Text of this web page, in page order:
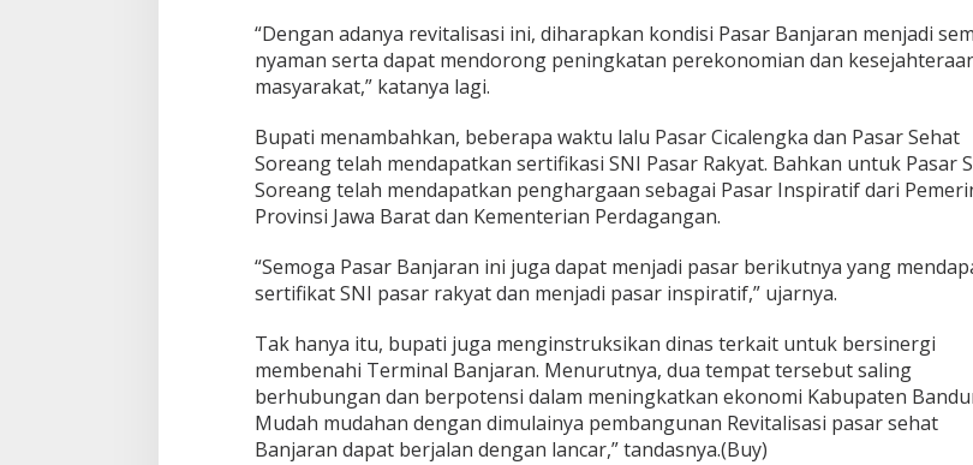
“Dengan adanya revitalisasi ini, diharapkan kondisi Pasar Banjaran menjadi
nyaman serta dapat mendorong peningkatan perekonomian dan
masyarakat,” katanya lagi.
Bupati menambahkan, beberapa waktu lalu Pasar Cicalengka dan Pasar Sehat
Soreang telah mendapatkan sertifikasi SNI Pasar Rakyat. Bahkan untuk Pasar
Soreang telah mendapatkan penghargaan sebagai Pasar Inspiratif dari
Provinsi Jawa Barat dan Kementerian Perdagangan.
“Semoga Pasar Banjaran ini juga dapat menjadi pasar berikutnya yang
sertifikat SNI pasar rakyat dan menjadi pasar inspiratif,” ujarnya.
Tak hanya itu, bupati juga menginstruksikan dinas terkait untuk bersinergi
membenahi Terminal Banjaran. Menurutnya, dua tempat tersebut saling
berhubungan dan berpotensi dalam meningkatkan ekonomi Kabupaten
Mudah mudahan dengan dimulainya pembangunan Revitalisasi pasar sehat
Banjaran dapat berjalan dengan lancar,” tandasnya.(Buy)